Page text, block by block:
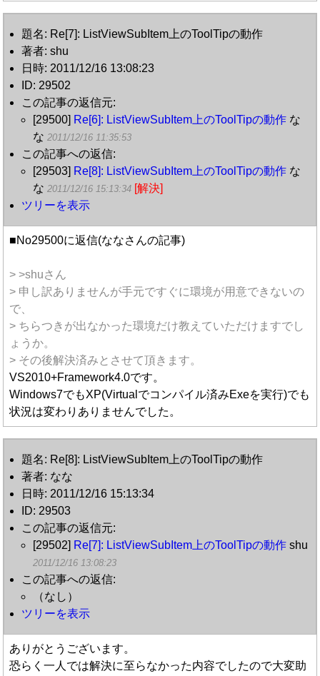
題名: Re[7]: ListViewSubItem上のToolTipの動作
著者: shu
日時: 2011/12/16 13:08:23
ID: 29502
この記事の返信元:
[29500] Re[6]: ListViewSubItem上のToolTipの動作 な
な 2011/12/16 11:35:53
この記事への返信:
[29503] Re[8]: ListViewSubItem上のToolTipの動作 な
な 2011/12/16 15:13:34 [解決]
ツリーを表示
■No29500に返信(ななさんの記事)
> >shuさん
> 申し訳ありませんが手元ですぐに環境が用意できないの
で、
> ちらつきが出なかった環境だけ教えていただけますでし
ょうか。
> その後解決済みとさせて頂きます。
VS2010+Framework4.0です。
Windows7でもXP(Virtualでコンパイル済みExeを実行)でも
状況は変わりありませんでした。
題名: Re[8]: ListViewSubItem上のToolTipの動作
著者: なな
日時: 2011/12/16 15:13:34
ID: 29503
この記事の返信元:
[29502] Re[7]: ListViewSubItem上のToolTipの動作 shu
2011/12/16 13:08:23
この記事への返信:
（なし）
ツリーを表示
ありがとうございます。
恐らく一人では解決に至らなかった内容でしたので大変助